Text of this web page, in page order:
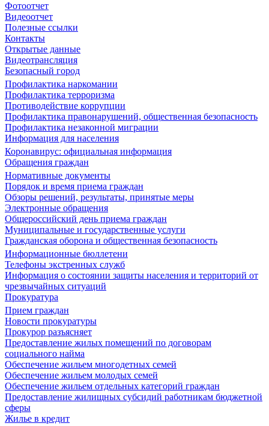
Фотоотчет
Видеоотчет
Полезные ссылки
Контакты
Открытые данные
Видеотрансляция
Безопасный город
Профилактика наркомании
Профилактика терроризма
Противодействие коррупции
Профилактика правонарушений, общественная безопасность
Профилактика незаконной миграции
Информация для населения
Коронавирус: официальная информация
Обращения граждан
Нормативные документы
Порядок и время приема граждан
Обзоры решений, результаты, принятые меры
Электронные обращения
Общероссийский день приема граждан
Муниципальные и государственные услуги
Гражданская оборона и общественная безопасность
Информационные бюллетени
Телефоны экстренных служб
Информация о состоянии защиты населения и территорий от
чрезвычайных ситуаций
Прокуратура
Прием граждан
Новости прокуратуры
Прокурор разъясняет
Предоставление жилых помещений по договорам
социального найма
Обеспечение жильем многодетных семей
Обеспечение жильем молодых семей
Обеспечение жильем отдельных категорий граждан
Предоставление жилищных субсидий работникам бюджетной
сферы
Жилье в кредит